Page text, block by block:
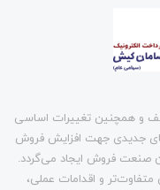
و همچنین تغییرات اساسی
جدیدی جهت افزایش فروش
صنعت فروش ایجاد می‌گردد.
و اقدامات عملی،